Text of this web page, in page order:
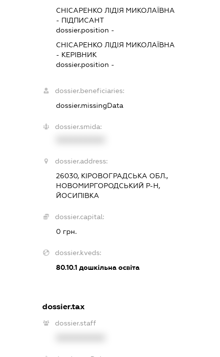
СНІСАРЕНКО ЛІДІЯ МИКОЛАЇВНА
- ПІДПИСАНТ
dossier.position -
СНІСАРЕНКО ЛІДІЯ МИКОЛАЇВНА
- КЕРІВНИК
dossier.position -
dossier.beneficiaries:
dossier.missingData
dossier.smida:
dossier.address:
26030, КІРОВОГРАДСЬКА ОБЛ.,
НОВОМИРГОРОДСЬКИЙ Р-Н,
ЙОСИПІВКА
dossier.capital:
0 грн.
dossier.kveds:
80.10.1 дошкільна освіта
dossier.tax
dossier.staff